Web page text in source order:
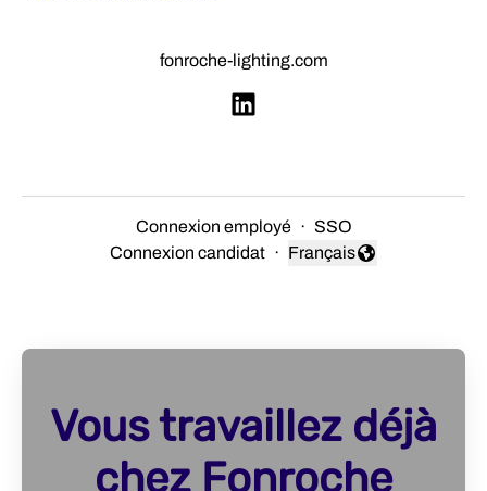
fonroche-lighting.com
Connexion employé · SSO
Connexion candidat ·
Changer la langue
Français
Vous travaillez déjà
chez Fonroche